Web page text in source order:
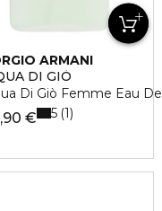
ARMANI
DI GIÒ
Di Giò Femme Eau
€ 5 1